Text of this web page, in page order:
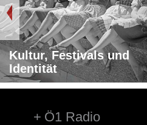
Kultur, Festivals und
Identität
Ö1 Radio